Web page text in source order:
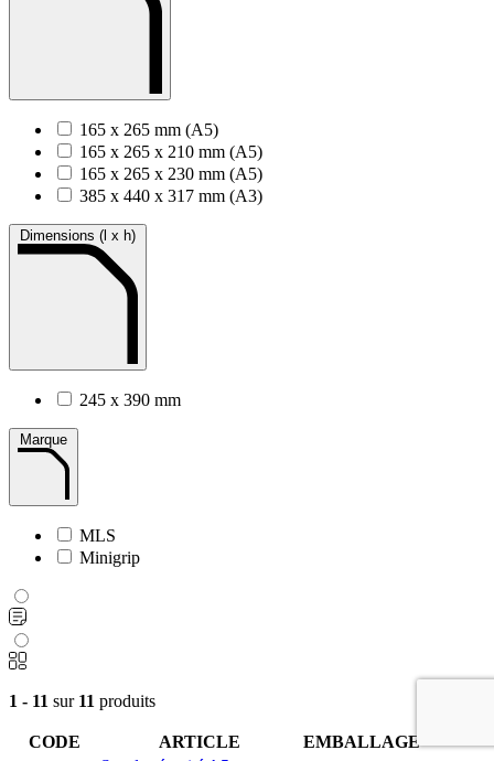
165 x 265 mm (A5)
165 x 265 x 210 mm (A5)
165 x 265 x 230 mm (A5)
385 x 440 x 317 mm (A3)
Dimensions (l x h)
245 x 390 mm
Marque
MLS
Minigrip
1 - 11 sur 11 produits
CODE ARTICLE
EMBALLAGE